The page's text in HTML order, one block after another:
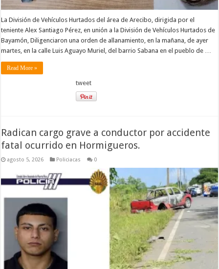
La División de Vehículos Hurtados del área de Arecibo, dirigida por el
teniente Alex Santiago Pérez, en unión a la División de Vehículos Hurtados de
Bayamón, Diligenciaron una orden de allanamiento, en la mañana, de ayer
martes, en la calle Luis Aguayo Muriel, del barrio Sabana en el pueblo de …
Read More »
tweet
Radican cargo grave a conductor por accidente
fatal ocurrido en Hormigueros.
agosto 5, 2026 Policiacas 0